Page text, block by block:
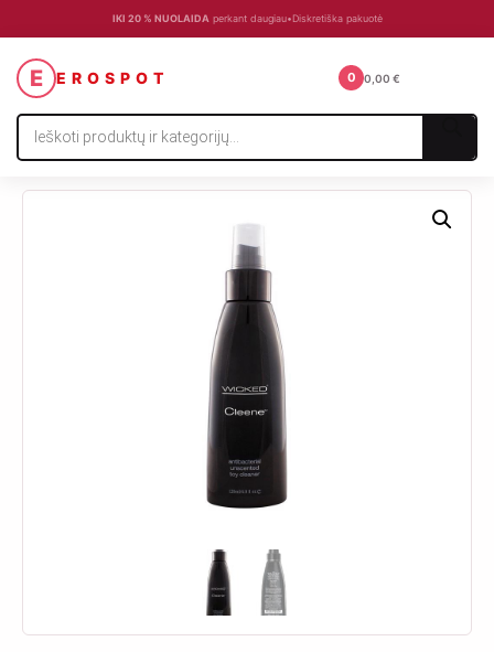
IKI 20 % NUOLAIDA perkant daugiau•Diskretiška pakuotė
E EROSPOT
Products
search
0 0,00 €